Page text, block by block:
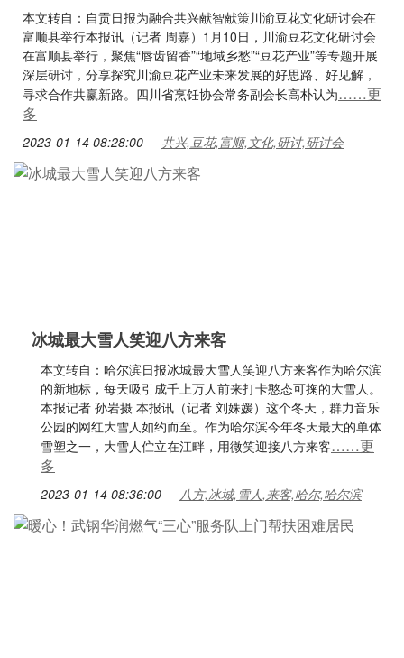
本文转自：自贡日报为融合共兴献智献策川渝豆花文化研讨会在
富顺县举行本报讯（记者 周嘉）1月10日，川渝豆花文化研讨会
在富顺县举行，聚焦“唇齿留香”“地域乡愁”“豆花产业”等专题开展
深层研讨，分享探究川渝豆花产业未来发展的好思路、好见解，
寻求合作共赢新路。四川省烹饪协会常务副会长高朴认为……更
多
2023-01-14 08:28:00 共兴,豆花,富顺,文化,研讨,研讨会
冰城最大雪人笑迎八方来客
本文转自：哈尔滨日报冰城最大雪人笑迎八方来客作为哈尔滨
的新地标，每天吸引成千上万人前来打卡憨态可掬的大雪人。
本报记者 孙岩摄 本报讯（记者 刘姝媛）这个冬天，群力音乐
公园的网红大雪人如约而至。作为哈尔滨今年冬天最大的单体
雪塑之一，大雪人伫立在江畔，用微笑迎接八方来客……更
多
2023-01-14 08:36:00 八方,冰城,雪人,来客,哈尔,哈尔滨